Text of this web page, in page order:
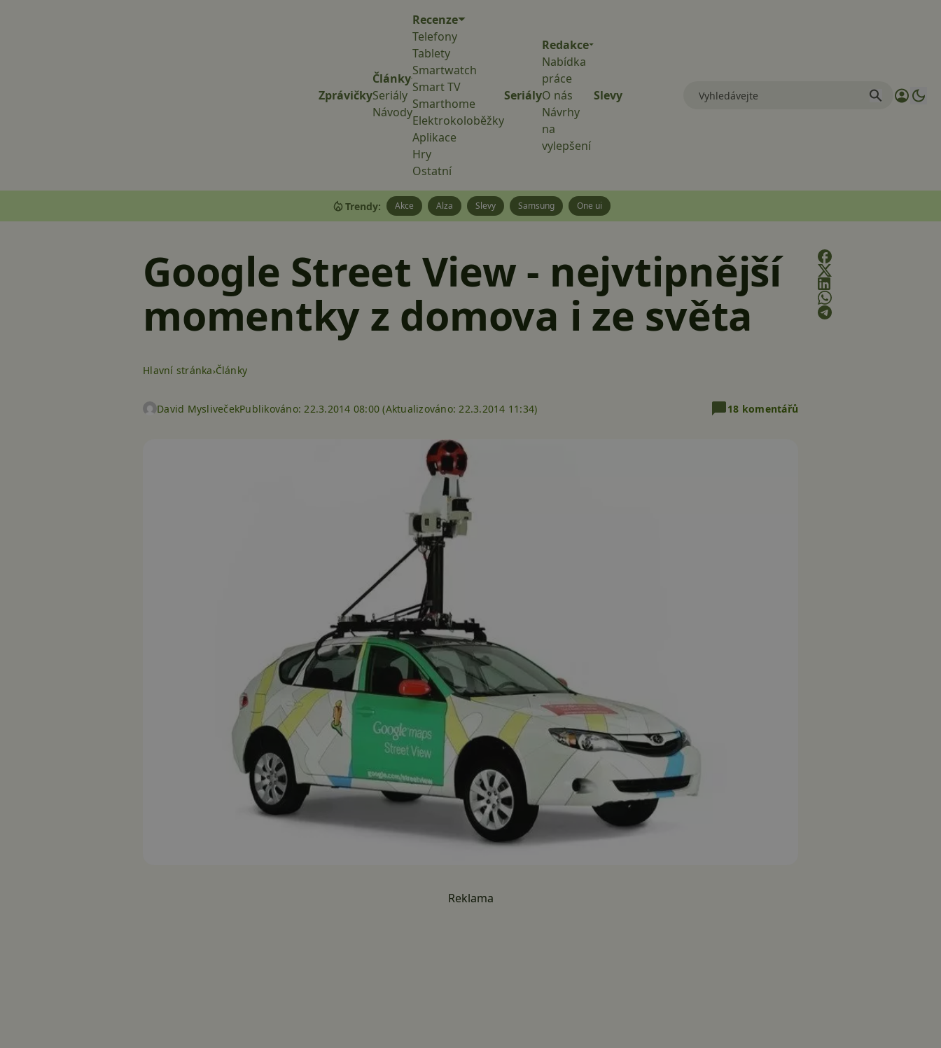
Zprávičky
Články
Seriály
Návody
Recenze
Telefony
Tablety
Smartwatch
Smart TV
Smarthome
Elektrokoloběžky
Aplikace
Hry
Ostatní
Seriály
Redakce
Nabídka
práce
O nás
Návrhy
na
vylepšení
Slevy
Trendy: Akce Alza Slevy Samsung One ui
Google Street View - nejvtipnější
momentky z domova i ze světa
Hlavní stránka Články
David MyslivečekPublikováno: 22.3.2014 08:00 (Aktualizováno: 22.3.2014 11:34) 18 komentářů
Reklama